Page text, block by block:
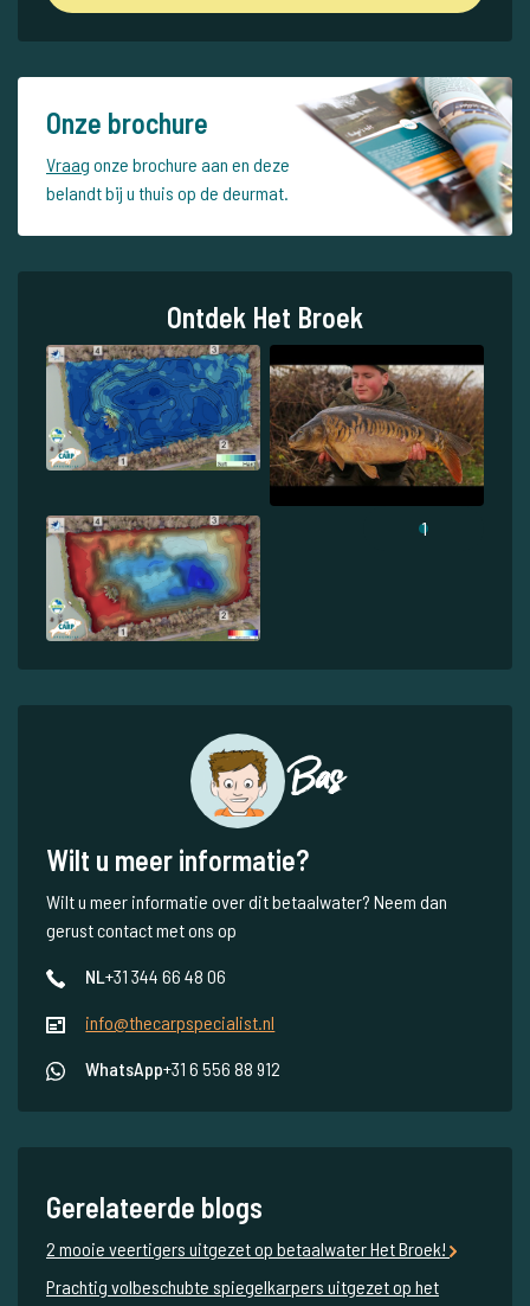
Onze brochure
Vraag onze brochure aan en deze
belandt bij u thuis op de deurmat.
Ontdek Het Broek
1
Bas
Wilt u meer informatie?
Wilt u meer informatie over dit betaalwater? Neem dan
gerust contact met ons op
NL+31 344 66 48 06
info@thecarpspecialist.nl
WhatsApp+31 6 556 88 912
Gerelateerde blogs
2 mooie veertigers uitgezet op betaalwater Het Broek!
Prachtig volbeschubte spiegelkarpers uitgezet op het